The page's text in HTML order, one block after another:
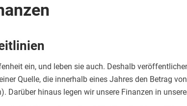
ein, und leben sie auch. Deshalb
Quelle, die innerhalb eines Jahres den Betrag
Darüber hinaus legen wir unsere Finanzen in